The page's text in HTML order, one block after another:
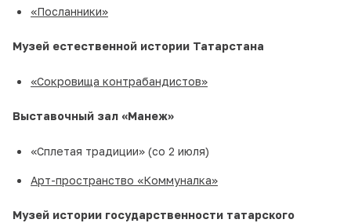
«Посланники»
Музей естественной истории Татарстана
«Сокровища контрабандистов»
Выставочный зал «Манеж»
«Сплетая традиции» (со 2 июля)
Арт-пространство «Коммуналка»
Музей истории государственности татарского